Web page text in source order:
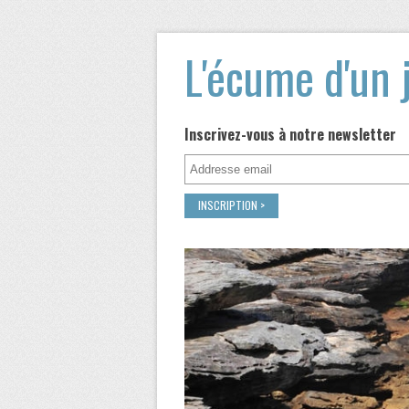
L'écume
Inscrivez-vous à notre newsletter